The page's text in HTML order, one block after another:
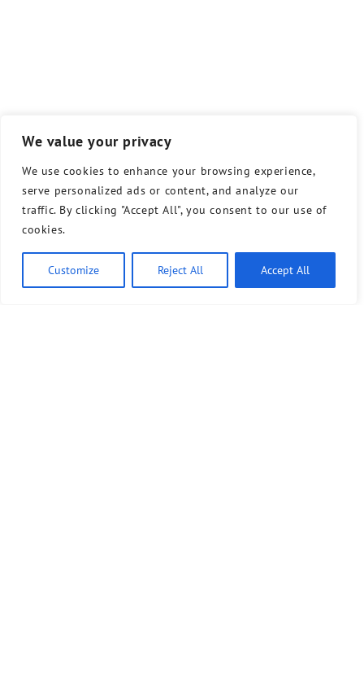
We value your privacy
We use cookies to enhance your browsing experience,
serve personalized ads or content, and analyze our
traffic. By clicking "Accept All", you consent to our use of
cookies.
Customize Reject All Accept All